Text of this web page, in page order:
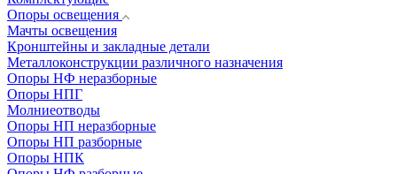
Опоры освещения
Мачты освещения
Кронштейны и закладные детали
Металлоконструкции различного назначения
Опоры НФ неразборные
Опоры НПГ
Молниеотводы
Опоры НП неразборные
Опоры НП разборные
Опоры НПК